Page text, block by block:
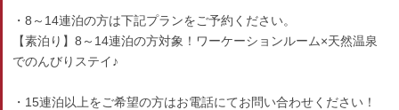
・8～14連泊の方は下記プランをご予約ください。
【素泊り】8～14連泊の方対象！ワーケーションルーム×天然温泉
でのんびりステイ♪
・15連泊以上をご希望の方はお電話にてお問い合わせください！